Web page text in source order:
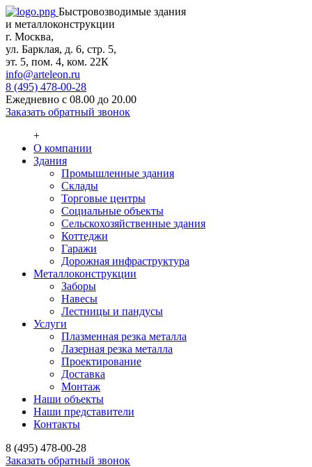
Быстровозводимые здания
и металлоконструкции
г. Москва,
ул. Барклая, д. 6, стр. 5,
эт. 5, пом. 4, ком. 22К
info@arteleon.ru
8 (495) 478-00-28
Ежедневно с 08.00 до 20.00
Заказать обратный звонок
+
О компании
Здания
Промышленные здания
Склады
Торговые центры
Социальные объекты
Сельскохозяйственные здания
Коттеджи
Гаражи
Дорожная инфраструктура
Металлоконструкции
Заборы
Навесы
Лестницы и пандусы
Услуги
Плазменная резка металла
Лазерная резка металла
Проектирование
Доставка
Монтаж
Наши объекты
Наши представители
Контакты
8 (495) 478-00-28
Заказать обратный звонок